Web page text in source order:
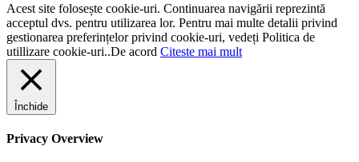
Acest site folosește cookie-uri. Continuarea navigării reprezintă
acceptul dvs. pentru utilizarea lor. Pentru mai multe detalii privind
gestionarea preferințelor privind cookie-uri, vedeți Politica de
utillizare cookie-uri..De acord Citeste mai mult
Închide
Privacy Overview